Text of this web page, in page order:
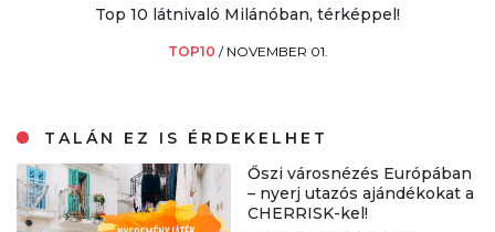
Top 10 látnivaló Milánóban, térképpel!
TOP10 / NOVEMBER 01.
TALÁN EZ IS ÉRDEKELHET
Őszi városnézés Európában
– nyerj utazós ajándékokat a
CHERRISK-kel!